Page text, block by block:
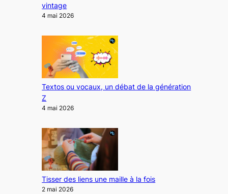
vintage
4 mai 2026
Textos ou vocaux, un débat de la génération
Z
4 mai 2026
Tisser des liens une maille à la fois
2 mai 2026